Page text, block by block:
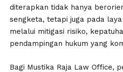
diterapkan tidak hanya
sengketa, tetapi juga pada
melalui mitigasi risiko,
pendampingan hukum yang
Bagi Mustika Raja Law Office,